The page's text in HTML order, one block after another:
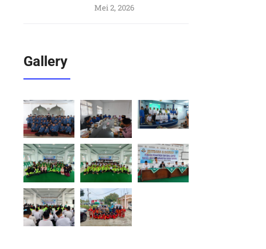
Mei 2, 2026
Gallery